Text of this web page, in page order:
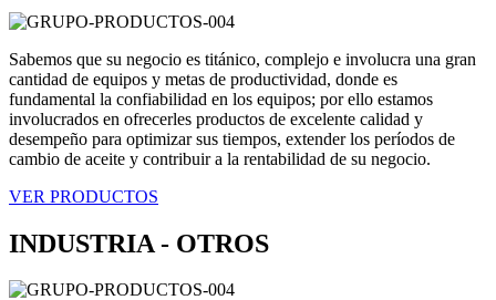
Sabemos que su negocio es titánico, complejo e involucra una gran
cantidad de equipos y metas de productividad, donde es
fundamental la confiabilidad en los equipos; por ello estamos
involucrados en ofrecerles productos de excelente calidad y
desempeño para optimizar sus tiempos, extender los períodos de
cambio de aceite y contribuir a la rentabilidad de su negocio.
VER PRODUCTOS
INDUSTRIA - OTROS